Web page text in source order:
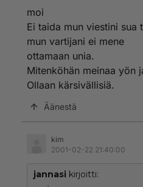
moi
Ei taida mun viestini sua
mun vartijani ei mene
ottamaan unia.
Mitenköhän meinaa yön
Ollaan kärsivällisiä.
Äänestä
kim
2001-02-22 21:40:00
jannasi kirjoitti: